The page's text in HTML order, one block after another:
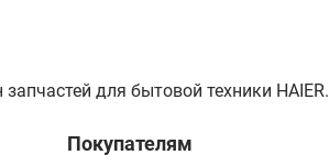
для бытовой техники HAIER.
Покупателям